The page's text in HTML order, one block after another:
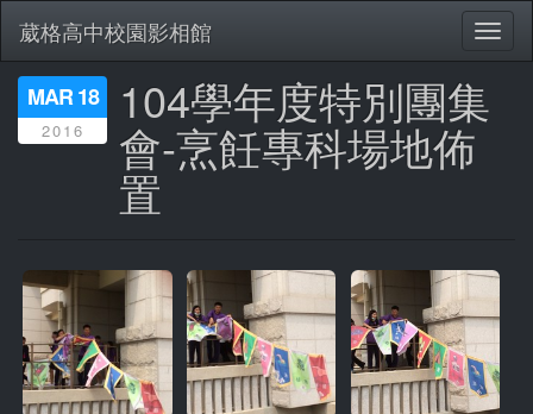
葳格高中校園影相館
104學年度特別團集
會-烹飪專科場地佈
置
MAR 18
2016